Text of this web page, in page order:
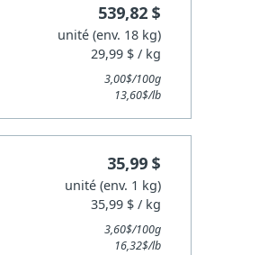
539,82 $
unité (env. 18 kg)
29,99 $ / kg
3,00$/100g
13,60$/lb
35,99 $
unité (env. 1 kg)
35,99 $ / kg
3,60$/100g
16,32$/lb